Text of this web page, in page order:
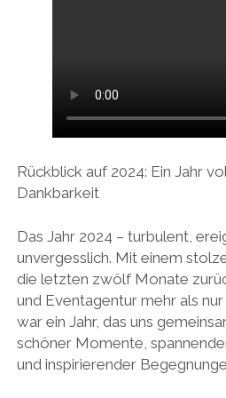
Rückblick auf 2024: Ein Jahr
Dankbarkeit
Das Jahr 2024 – turbulent,
unvergesslich. Mit einem
die letzten zwölf Monate
und Eventagentur mehr als
war ein Jahr, das uns
schöner Momente,
und inspirierender